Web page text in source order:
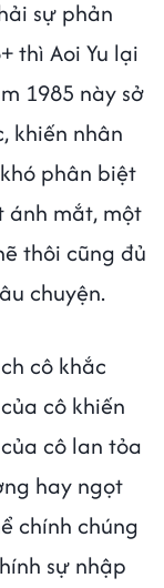
sự phản
thì Aoi Yu lại
1985 này sở
khiến nhân
phân biệt
ánh mắt, một
thôi cũng đủ
chuyện.
cô khắc
cô khiến
cô lan tỏa
hay ngọt
chính chúng
sự nhập